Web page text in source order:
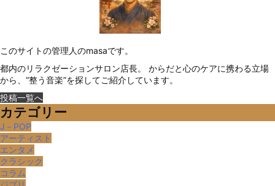
このサイトの管理人のmasaです。
都内のリラクゼーションサロン店長。 からだと心のケアに携わる立場
から、“整う音楽”を探してご紹介しています。
投稿一覧へ
カテゴリー
J－POP
アーティスト
エンタメ
クラシック
コラム